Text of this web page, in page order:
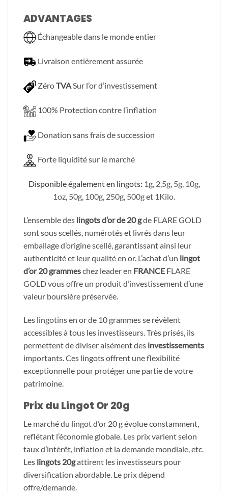
ADVANTAGES
Échangeable dans le monde entier
Livraison entièrement assurée
ZéroTVASur l’or d’investissement
100% Protection contre l’inflation
Donation sans frais de succession
Forte liquidité sur le marché
Disponible également en lingots: 1g, 2,5g, 5g, 10g,
1oz, 50g, 100g, 250g, 500get 1Kilo.
L’ensemble des lingots d’or de 20 gde FLARE GOLD
sont sous scellés, numérotés et livrés dans leur
emballage d’origine scellé, garantissant ainsi leur
authenticité et leur qualité en or. L’achat d’un lingot
d’or 20 grammeschez leader en FRANCE FLARE
GOLD vous offre un produit d’investissement d’une
valeur boursière préservée.
Les lingotins en or de 10 grammes se révèlent
accessibles à tous les investisseurs. Très prisés, ils
permettent de diviser aisément des investissements
importants. Ces lingots offrent une flexibilité
exceptionnelle pour protéger une partie de votre
patrimoine.
Prix du Lingot Or 20g
Le marché du lingot d’or 20 g évolue constamment,
reflétant l’économie globale. Les prix varient selon
taux d’intérêt, inflation et la demande mondiale, etc.
Les lingots 20gattirent les investisseurs pour
diversification abordable. Le prix dépend
offre/demande.